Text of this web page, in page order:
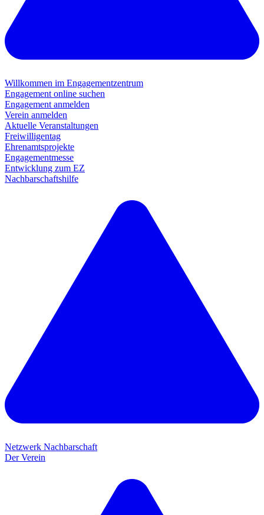
Willkommen im Engagementzentrum
Engagement online suchen
Engagement anmelden
Verein anmelden
Aktuelle Veranstaltungen
Freiwilligentag
Ehrenamtsprojekte
Engagementmesse
Entwicklung zum EZ
Nachbarschaftshilfe
Netzwerk Nachbarschaft
Der Verein